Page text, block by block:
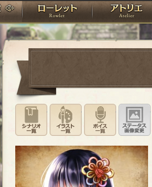
PandoraPartyProject
神殿 ローレット
シナリオ一覧イラスト一覧ボイス一覧